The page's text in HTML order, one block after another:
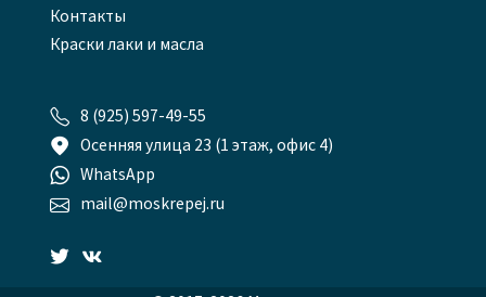
Контакты
Краски лаки и масла
 8 (925) 597-49-55
 Осенняя улица 23 (1 этаж, офис 4)
 WhatsApp
 mail@moskrepej.ru
 